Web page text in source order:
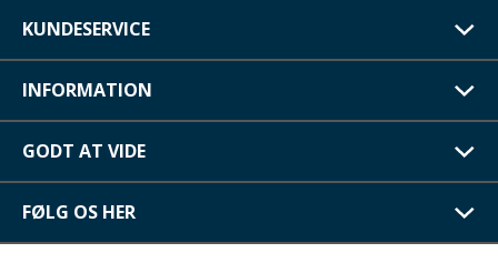
KUNDESERVICE
INFORMATION
GODT AT VIDE
FØLG OS HER